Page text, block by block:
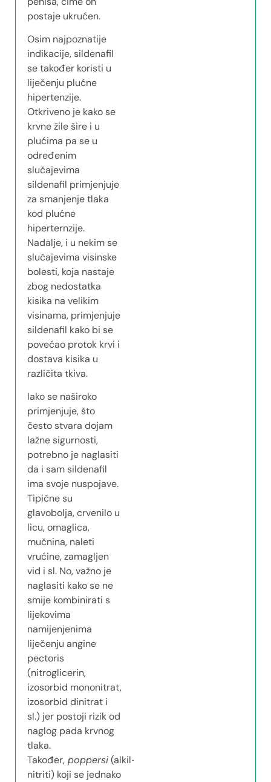
postaje ukrućen.
Osim najpoznatije
indikacije, sildenafil
se također koristi u
liječenju plućne
hipertenzije.
Otkriveno je kako se
krvne žile šire i u
plućima pa se u
određenim
slučajevima
sildenafil primjenjuje
za smanjenje tlaka
kod plućne
hiperternzije.
Nadalje, i u nekim se
slučajevima visinske
bolesti, koja nastaje
zbog nedostatka
kisika na velikim
visinama, primjenjuje
sildenafil kako bi se
povećao protok krvi i
dostava kisika u
različita tkiva.
Iako se naširoko
primjenjuje, što
često stvara dojam
lažne sigurnosti,
potrebno je naglasiti
da i sam sildenafil
ima svoje nuspojave.
Tipične su
glavobolja, crvenilo u
licu, omaglica,
mučnina, naleti
vrućine, zamagljen
vid i sl. No, važno je
naglasiti kako se ne
smije kombinirati s
lijekovima
namijenjenima
liječenju angine
pectoris
(nitroglicerin,
izosorbid mononitrat,
izosorbid dinitrat i
sl.) jer postoji rizik od
naglog pada krvnog
tlaka.
Također, poppersi(alkil-
nitriti) koji se jednako